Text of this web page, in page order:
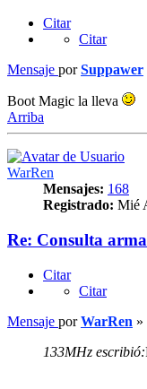
Citar
Citar
Mensaje porSuppawer
Boot Magic la lleva
Arriba
WarRen
Mensajes: 168
Registrado: Mié
Re: Consulta
Citar
Citar
Mensaje porWarRen »
133MHz escribió: